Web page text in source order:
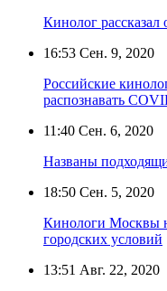
Кинолог рассказал
16:53 Сен. 9, 2020
Российские
распознавать
11:40 Сен. 6, 2020
Названы
18:50 Сен. 5, 2020
Кинологи Москвы
городских условий
13:51 Авг. 22, 2020